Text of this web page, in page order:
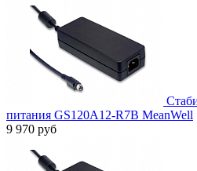
питания GS120A12-R7B MeanWell
9 970 руб